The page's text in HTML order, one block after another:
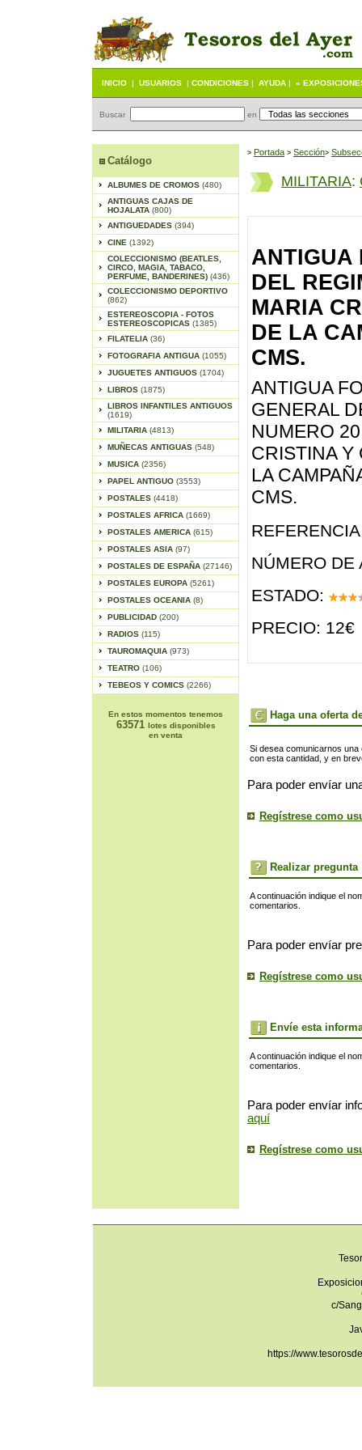
INICIO | USUARIOS | CONDICIONES | AYUDA | «
Buscar en
Catálogo
ALBUMES DE CROMOS (480)
ANTIGUAS CAJAS DE
HOJALATA (800)
ANTIGUEDADES (394)
CINE (1392)
COLECCIONISMO (BEATLES,
CIRCO, MAGIA, TABACO,
PERFUME, BANDERINES) (436)
COLECCIONISMO DEPORTIVO
(862)
ESTEREOSCOPIA - FOTOS
ESTEREOSCOPICAS (1385)
FILATELIA (36)
FOTOGRAFIA ANTIGUA (1055)
JUGUETES ANTIGUOS (1704)
LIBROS (1875)
LIBROS INFANTILES ANTIGUOS
(1619)
MILITARIA (4813)
MUÑECAS ANTIGUAS (548)
MUSICA (2356)
PAPEL ANTIGUO (3553)
POSTALES (4418)
POSTALES AFRICA (1669)
POSTALES AMERICA (615)
POSTALES ASIA (97)
POSTALES DE ESPAÑA (27146)
POSTALES EUROPA (5261)
POSTALES OCEANIA (8)
PUBLICIDAD (200)
RADIOS (115)
TAUROMAQUIA (973)
TEATRO (106)
TEBEOS Y COMICS (2266)
En estos momentos tenemos
63571 lotes disponibles
en venta
> Portada > Sección>
MILITARIA:
ANTIGUA
DEL
MARIA
DE LA
CMS.
ANTIGUA
GENERAL
NUMERO
CRISTINA Y
LA
CMS.
NÚMERO DE
ESTADO:
PRECIO: 12€
Haga una oferta
Si desea comunicarnos
con esta cantidad, y en
Para poder envíar
Regístrese como
Realizar pregunta
A continuación indique el
comentarios.
Para poder envíar
Regístrese como
Envíe esta
A continuación indique el
comentarios.
Para poder envíar
aquí
Regístrese como
c/
https://